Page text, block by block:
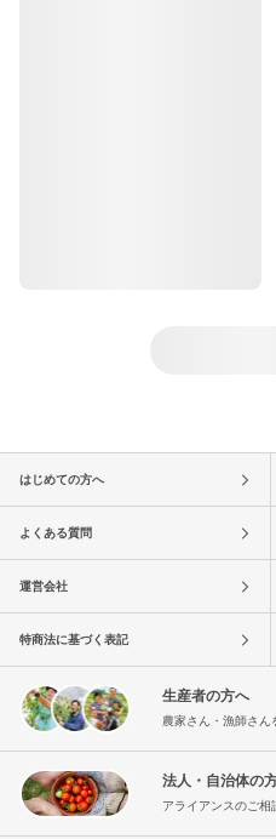
はじめての方へ
よくある質問
運営会社
特商法に基づく表記
生産者の方へ
農家さん・漁師さん
法人・自治体の
アライアンスのご相